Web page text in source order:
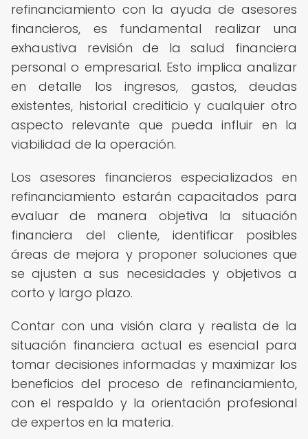
refinanciamiento con la ayuda de asesores
financieros, es fundamental realizar una
exhaustiva revisión de la salud financiera
personal o empresarial. Esto implica analizar
en detalle los ingresos, gastos, deudas
existentes, historial crediticio y cualquier otro
aspecto relevante que pueda influir en la
viabilidad de la operación.
Los asesores financieros especializados en
refinanciamiento estarán capacitados para
evaluar de manera objetiva la situación
financiera del cliente, identificar posibles
áreas de mejora y proponer soluciones que
se ajusten a sus necesidades y objetivos a
corto y largo plazo.
Contar con una visión clara y realista de la
situación financiera actual es esencial para
tomar decisiones informadas y maximizar los
beneficios del proceso de refinanciamiento,
con el respaldo y la orientación profesional
de expertos en la materia.